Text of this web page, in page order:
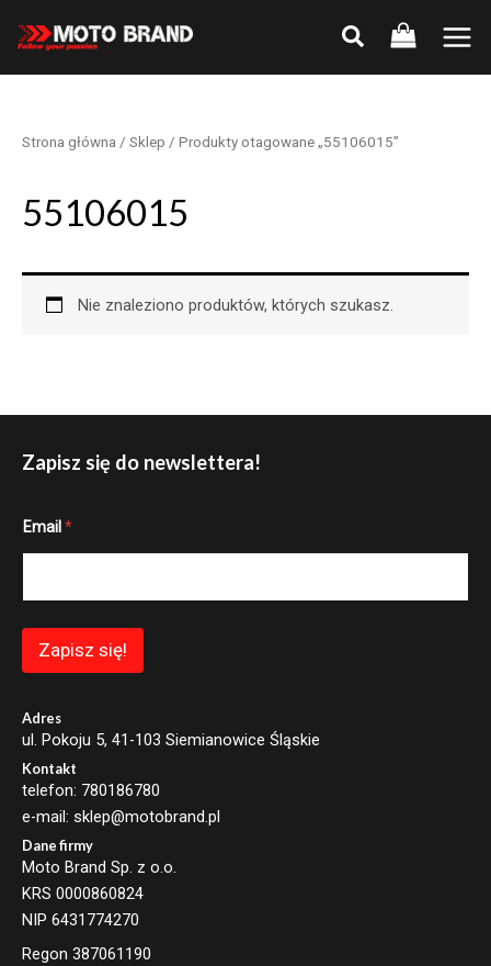
Main
Strona główna / Sklep / Produkty otagowane „55106015”
55106015
Nie znaleziono produktów, których szukasz.
Zapisz się do newslettera!
*
i
Email *
Zapisz się!
Adres
ul. Pokoju 5, 41-103 Siemianowice Śląskie
Kontakt
telefon: 780186780
e-mail: sklep@motobrand.pl
Dane firmy
Moto Brand Sp. z o.o.
KRS 0000860824
NIP 6431774270
Regon 387061190